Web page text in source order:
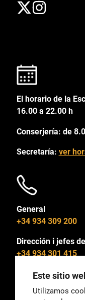
El horario de la
16.00 a 22.00 h
Conserjería: de
Secretaría: ver
General
+34 934 309 200
Dirección i jefes
+34 934 301 415
Este sitio
Utilizamos